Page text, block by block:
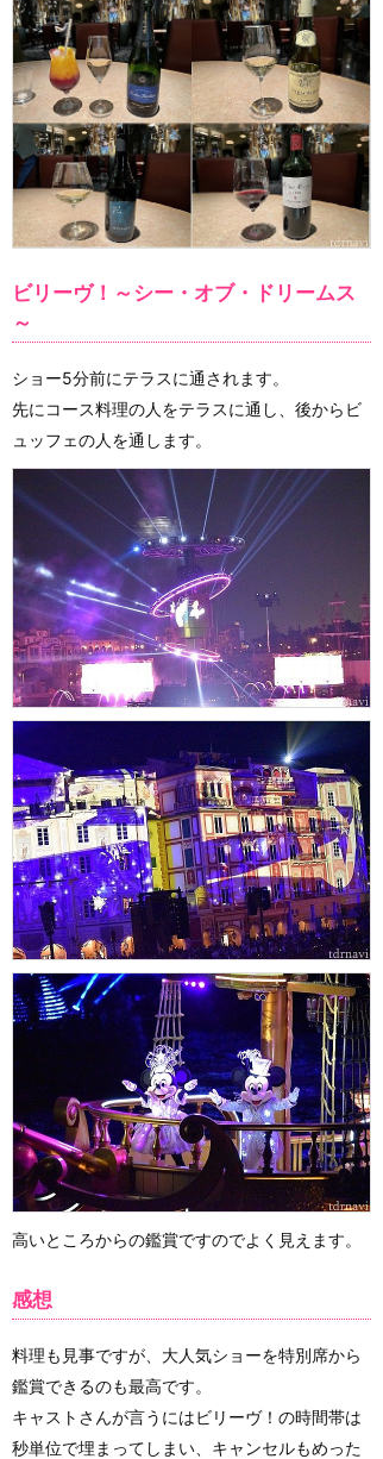
ビリーヴ！～シー・オブ・ドリームス
～
ショー5分前にテラスに通されます。
先にコース料理の人をテラスに通し、後からビ
ュッフェの人を通します。
高いところからの鑑賞ですのでよく見えます。
感想
料理も見事ですが、大人気ショーを特別席から
鑑賞できるのも最高です。
キャストさんが言うにはビリーヴ！の時間帯は
秒単位で埋まってしまい、キャンセルもめった